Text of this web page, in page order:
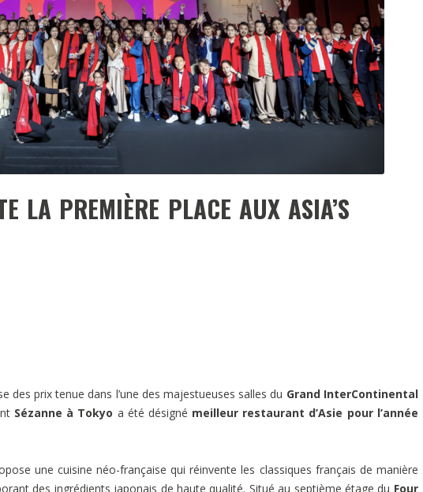
LA PREMIÈRE PLACE AUX ASIA’S
des prix tenue dans l’une des majestueuses salles du Grand InterContinental
Sézanne à Tokyo a été désigné meilleur restaurant d’Asie pour l’année
une cuisine néo-française qui réinvente les classiques français de manière
des ingrédients japonais de haute qualité. Situé au septième étage du Four